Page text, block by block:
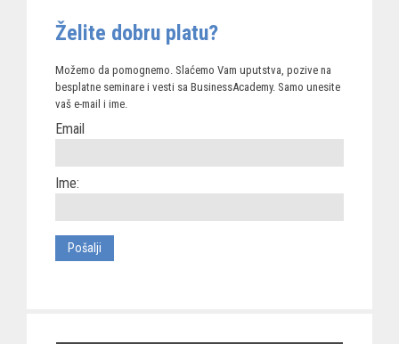
Želite dobru platu?
Možemo da pomognemo. Slaćemo Vam uputstva, pozive na
besplatne seminare i vesti sa BusinessAcademy. Samo unesite
vaš e-mail i ime.
Email
Ime: